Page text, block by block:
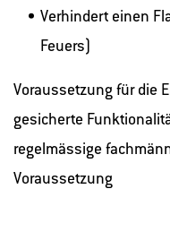
Verhindert einen
Feuers)
Voraussetzung für die
gesicherte
regelmässige
Voraussetzung